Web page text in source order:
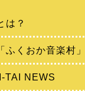
は？
ふくおか音楽村
TAI NEWS